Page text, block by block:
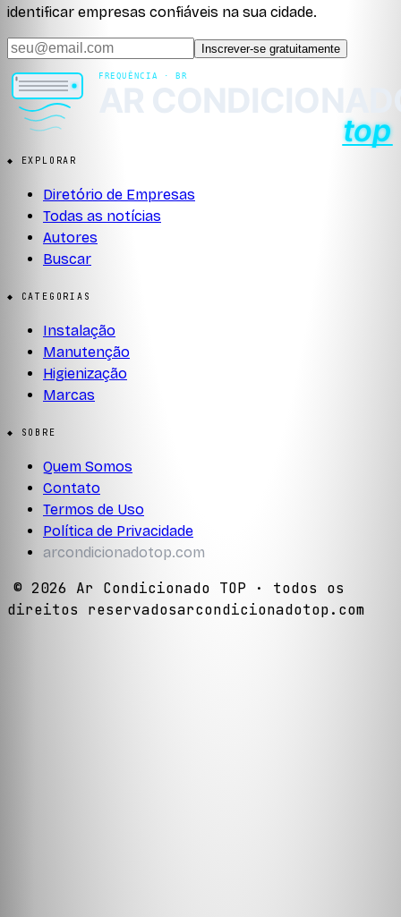
identificar empresas confiáveis na sua cidade.
Inscrever-se gratuitamente
◆ EXPLORAR
Diretório de Empresas
Todas as notícias
Autores
Buscar
◆ CATEGORIAS
Instalação
Manutenção
Higienização
Marcas
◆ SOBRE
Quem Somos
Contato
Termos de Uso
Política de Privacidade
arcondicionadotop.com
© 2026 Ar Condicionado TOP · todos os
direitos reservadosarcondicionadotop.com